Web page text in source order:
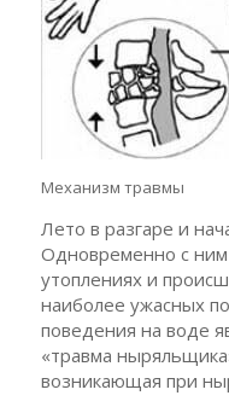
Механизм травмы
Лето в разгаре и
Одновременно с ним
утоплениях и
наиболее ужасных
поведения на воде
«травма
возникающая при